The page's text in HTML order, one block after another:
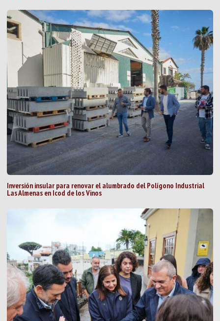
Inversión insular para renovar el alumbrado del Polígono Industrial
Las Almenas en Icod de los Vinos